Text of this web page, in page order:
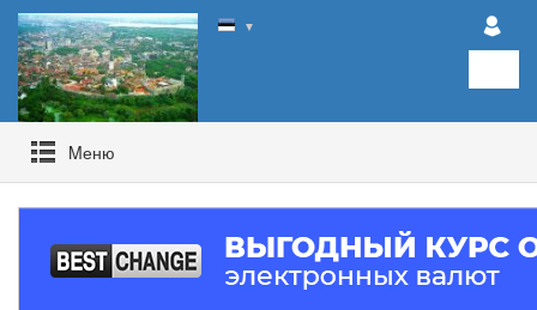
▼
Mеню